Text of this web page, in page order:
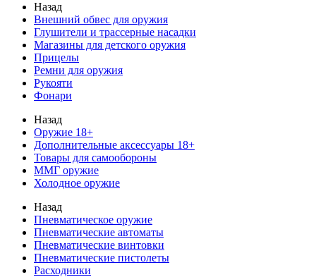
Назад
Внешний обвес для оружия
Глушители и трассерные насадки
Магазины для детского оружия
Прицелы
Ремни для оружия
Рукояти
Фонари
Назад
Оружие 18+
Дополнительные аксессуары 18+
Товары для самообороны
ММГ оружие
Холодное оружие
Назад
Пневматическое оружие
Пневматические автоматы
Пневматические винтовки
Пневматические пистолеты
Расходники